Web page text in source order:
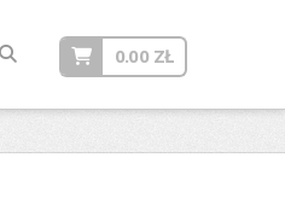
0.00 ZŁ